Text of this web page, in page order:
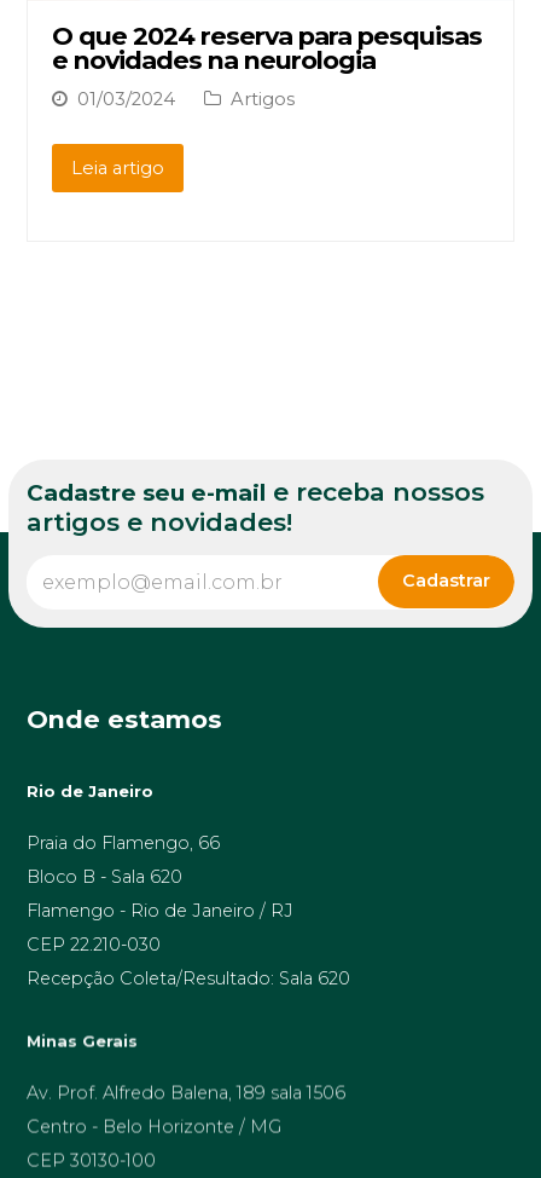
O que 2024 reserva para pesquisas
e novidades na neurologia
01/03/2024 Artigos
Leia artigo
Cadastre seu e-mail e receba nossos
artigos e novidades!
Onde estamos
Rio de Janeiro
Praia do Flamengo, 66
Bloco B - Sala 620
Flamengo - Rio de Janeiro / RJ
CEP 22.210-030
Recepção Coleta/Resultado: Sala 620
Minas Gerais
Av. Prof. Alfredo Balena, 189 sala 1506
Centro - Belo Horizonte / MG
CEP 30130-100